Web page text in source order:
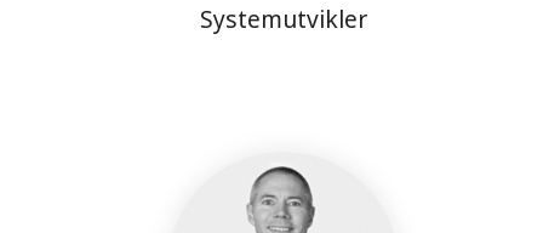
Systemutvikler